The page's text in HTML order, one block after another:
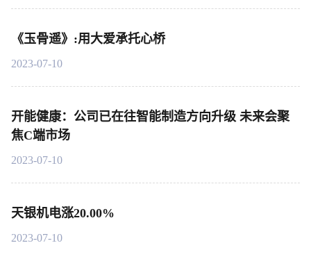
《玉骨遥》:用大爱承托心桥
2023-07-10
开能健康：公司已在往智能制造方向升级 未来会聚
焦C端市场
2023-07-10
天银机电涨20.00%
2023-07-10